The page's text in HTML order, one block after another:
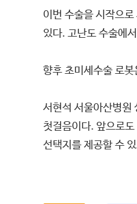
이번 수술을 시작으
있다. 고난도 수술에
향후 초미세수술 로
서현석 서울아산병원
첫걸음이다. 앞으로
선택지를 제공할 수